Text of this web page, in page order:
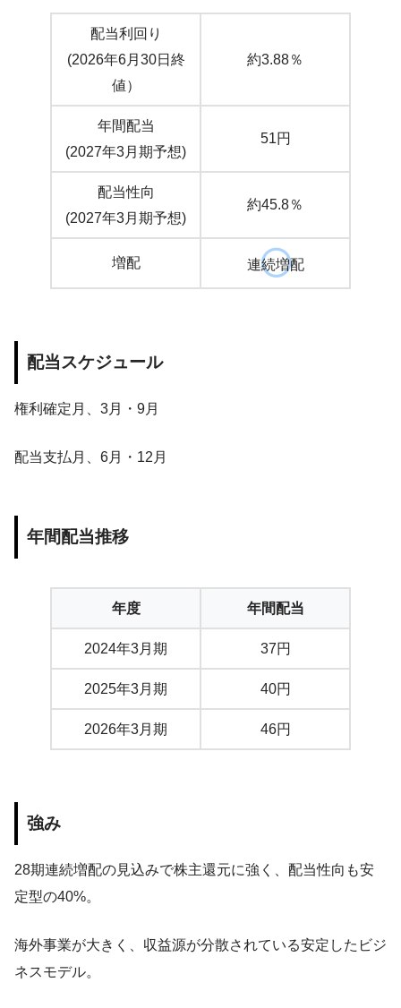
配当利回り
(2026年6月30日終
値）
約3.88％
年間配当
(2027年3月期予想)
51円
配当性向
(2027年3月期予想)
約45.8％
増配 連続増配
配当スケジュール
権利確定月、3月・9月
配当支払月、6月・12月
年間配当推移
年度 年間配当
2024年3月期 37円
2025年3月期 40円
2026年3月期 46円
強み
28期連続増配の見込みで株主還元に強く、配当性向も安
定型の40%。
海外事業が大きく、収益源が分散されている安定したビジ
ネスモデル。